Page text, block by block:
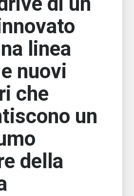
linea
nuovi
che
un
della